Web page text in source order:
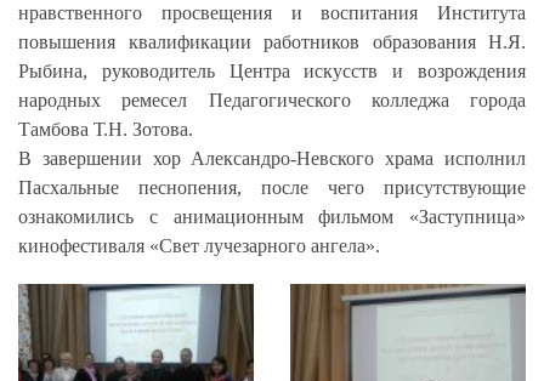
нравственного просвещения и воспитания Института
повышения квалификации работников образования Н.Я.
Рыбина, руководитель Центра искусств и возрождения
народных ремесел Педагогического колледжа города
Тамбова Т.Н. Зотова.
В завершении хор Александро-Невского храма исполнил
Пасхальные песнопения, после чего присутствующие
ознакомились с анимационным фильмом «Заступница»
кинофестиваля «Свет лучезарного ангела».